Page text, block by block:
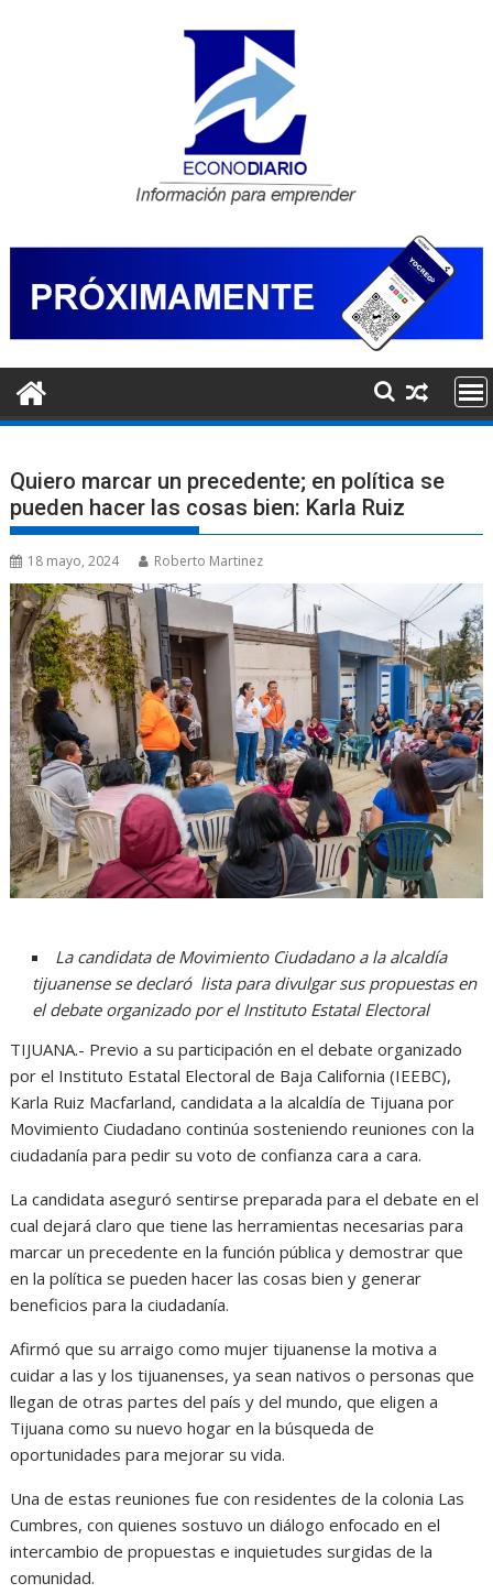
Quiero marcar un precedente; en política se
pueden hacer las cosas bien: Karla Ruiz
18 mayo, 2024 Roberto Martinez
La candidata de Movimiento Ciudadano a la alcaldía
tijuanense se declaró lista para divulgar sus propuestas en
el debate organizado por el Instituto Estatal Electoral
TIJUANA.- Previo a su participación en el debate organizado
por el Instituto Estatal Electoral de Baja California (IEEBC),
Karla Ruiz Macfarland, candidata a la alcaldía de Tijuana por
Movimiento Ciudadano continúa sosteniendo reuniones con la
ciudadanía para pedir su voto de confianza cara a cara.
La candidata aseguró sentirse preparada para el debate en el
cual dejará claro que tiene las herramientas necesarias para
marcar un precedente en la función pública y demostrar que
en la política se pueden hacer las cosas bien y generar
beneficios para la ciudadanía.
Afirmó que su arraigo como mujer tijuanense la motiva a
cuidar a las y los tijuanenses, ya sean nativos o personas que
llegan de otras partes del país y del mundo, que eligen a
Tijuana como su nuevo hogar en la búsqueda de
oportunidades para mejorar su vida.
Una de estas reuniones fue con residentes de la colonia Las
Cumbres, con quienes sostuvo un diálogo enfocado en el
intercambio de propuestas e inquietudes surgidas de la
comunidad.